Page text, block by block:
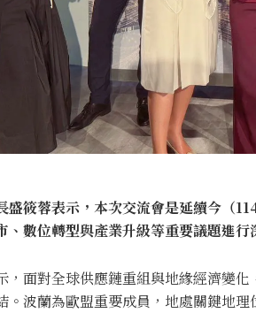
筱蓉表示，本次交流會是延續今（
、數位轉型與產業升級等重要議題進
，面對全球供應鏈重組與地緣經濟變
。波蘭為歐盟重要成員，地處關鍵地